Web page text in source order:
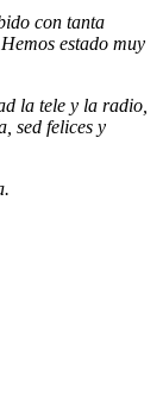
con tanta
estado muy
la tele y la radio,
sed felices y